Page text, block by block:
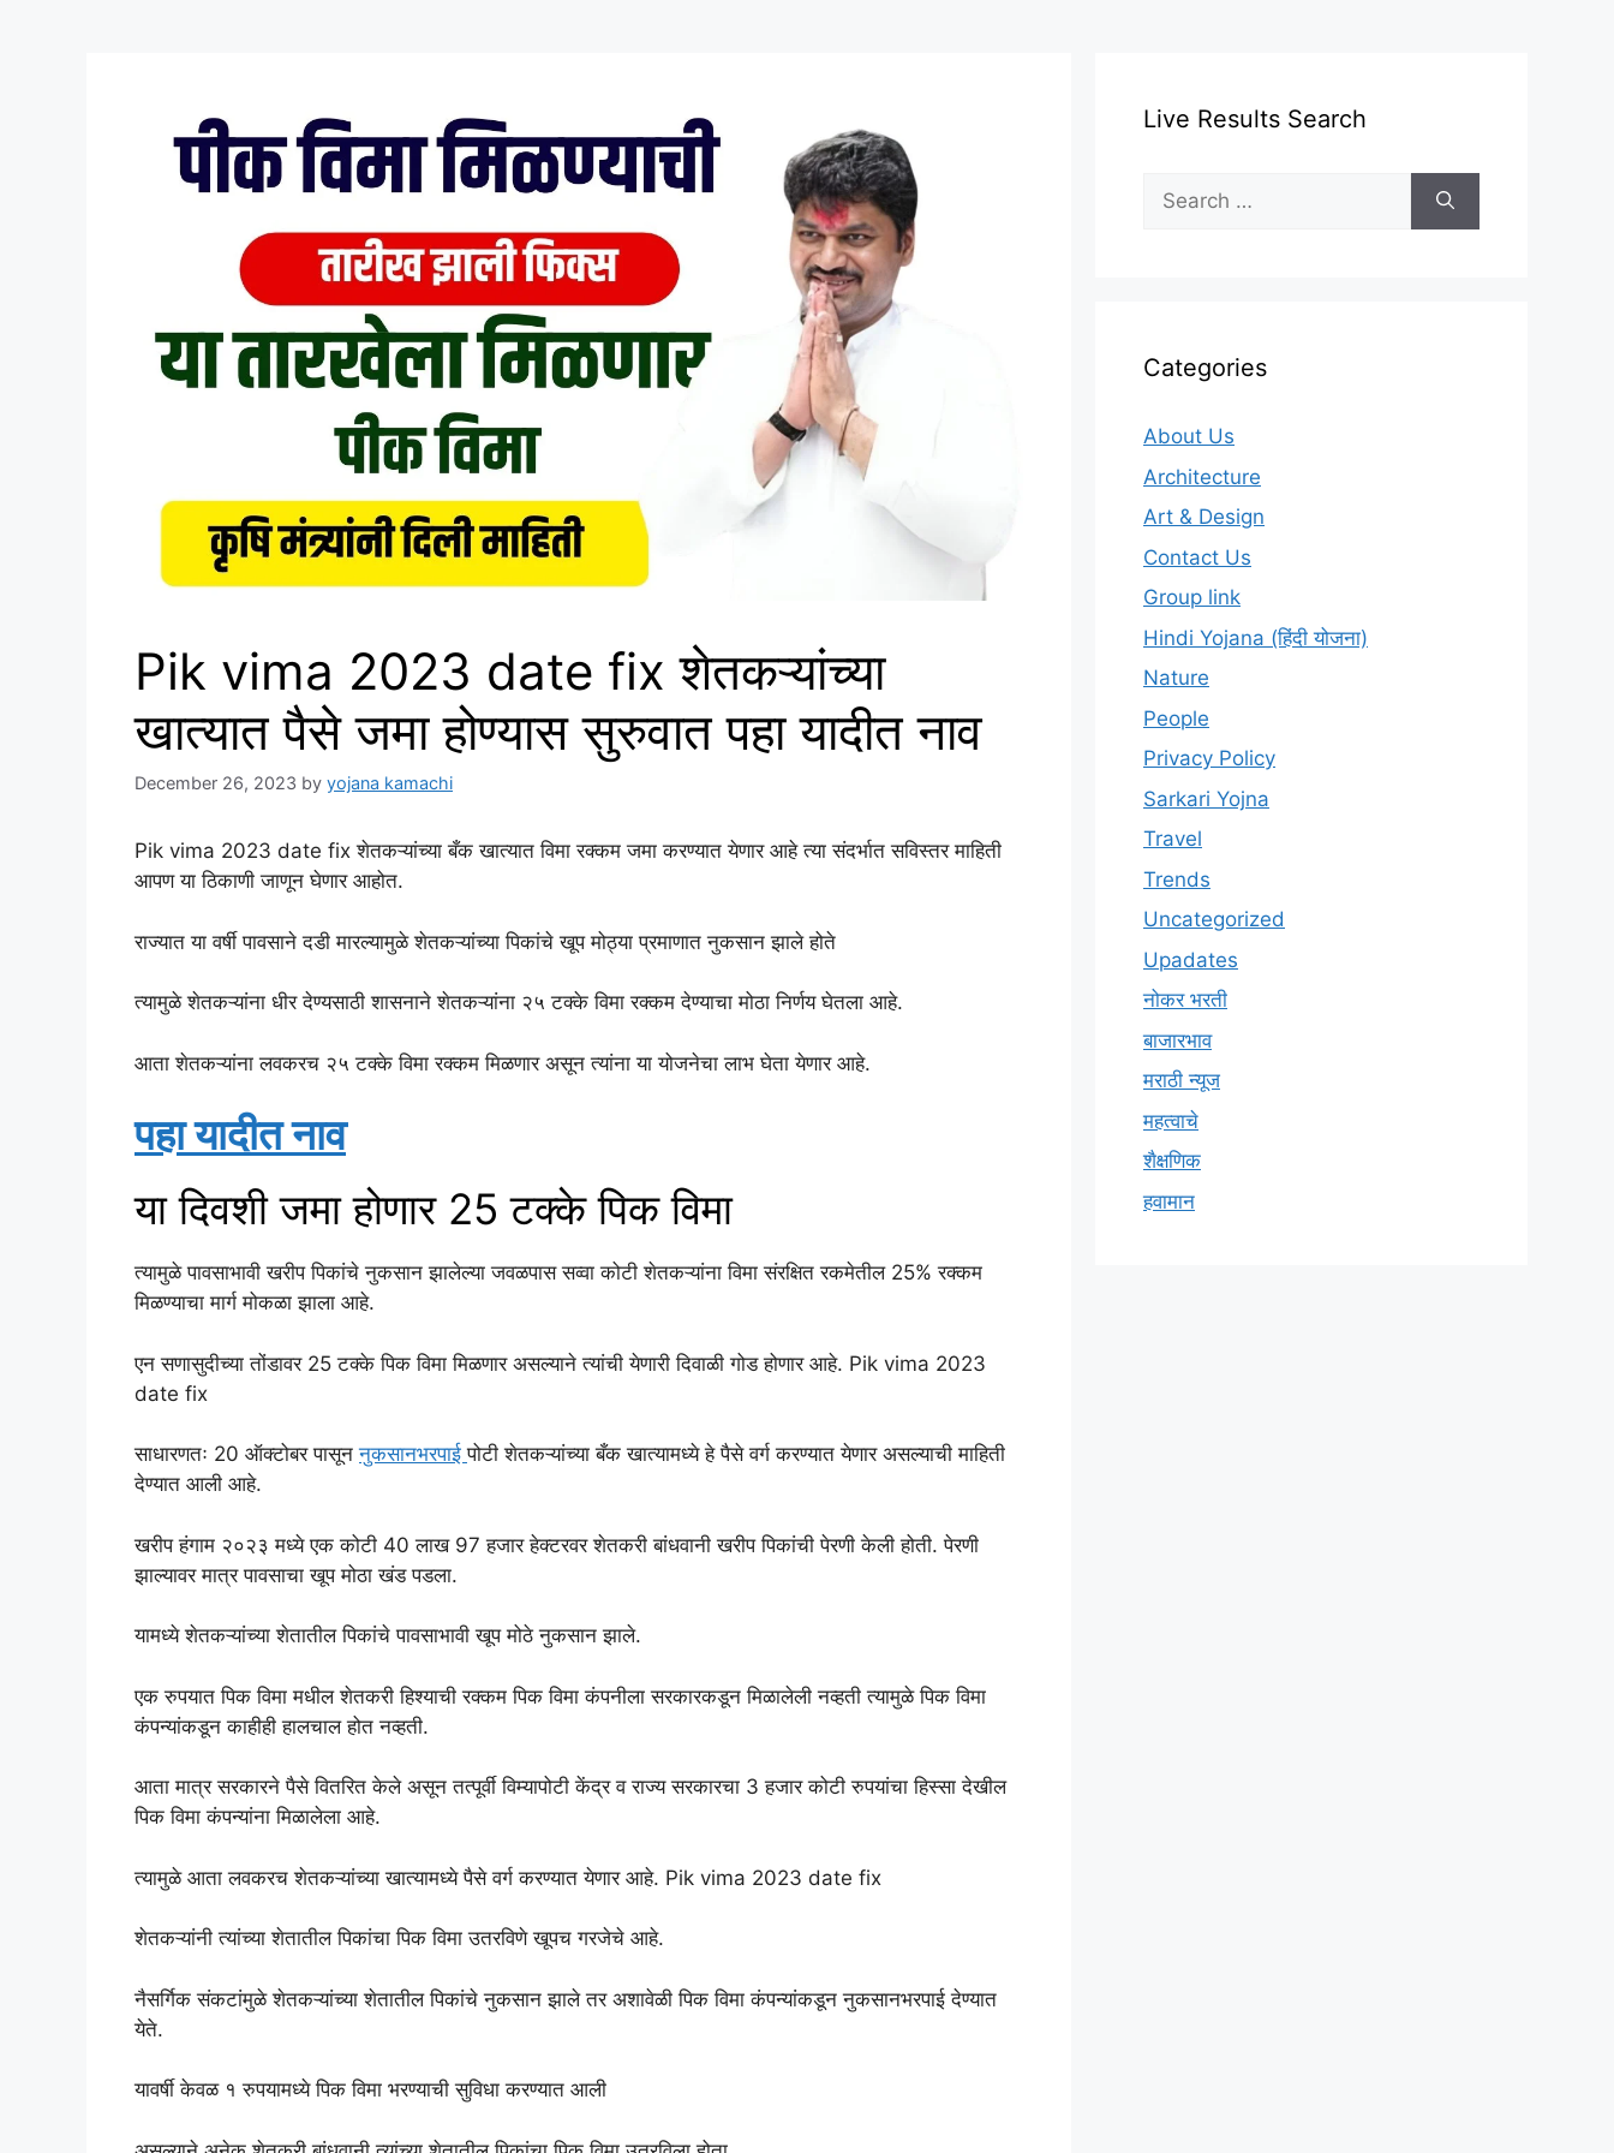
Pik vima 2023 date fix शेतकऱ्यांच्या
खात्यात पैसे जमा होण्यास सुरुवात पहा यादीत नाव
December 26, 2023 by yojana kamachi
Pik vima 2023 date fix शेतकऱ्यांच्या बँक खात्यात विमा रक्कम जमा करण्यात येणार आहे त्या संदर्भात सविस्तर माहिती
आपण या ठिकाणी जाणून घेणार आहोत.
राज्यात या वर्षी पावसाने दडी मारल्यामुळे शेतकऱ्यांच्या पिकांचे खूप मोठ्या प्रमाणात नुकसान झाले होते
त्यामुळे शेतकऱ्यांना धीर देण्यसाठी शासनाने शेतकऱ्यांना २५ टक्के विमा रक्कम देण्याचा मोठा निर्णय घेतला आहे.
आता शेतकऱ्यांना लवकरच २५ टक्के विमा रक्कम मिळणार असून त्यांना या योजनेचा लाभ घेता येणार आहे.
पहा यादीत नाव
या दिवशी जमा होणार 25 टक्के पिक विमा
त्यामुळे पावसाभावी खरीप पिकांचे नुकसान झालेल्या जवळपास सव्वा कोटी शेतकऱ्यांना विमा संरक्षित रकमेतील 25% रक्कम
मिळण्याचा मार्ग मोकळा झाला आहे.
एन सणासुदीच्या तोंडावर 25 टक्के पिक विमा मिळणार असल्याने त्यांची येणारी दिवाळी गोड होणार आहे. Pik vima 2023
date fix
साधारणतः 20 ऑक्टोबर पासूननुकसानभरपाईपोटी शेतकऱ्यांच्या बँक खात्यामध्ये हे पैसे वर्ग करण्यात येणार असल्याची माहिती
देण्यात आली आहे.
खरीप हंगाम २०२३ मध्ये एक कोटी 40 लाख 97 हजार हेक्टरवर शेतकरी बांधवानी खरीप पिकांची पेरणी केली होती. पेरणी
झाल्यावर मात्र पावसाचा खूप मोठा खंड पडला.
यामध्ये शेतकऱ्यांच्या शेतातील पिकांचे पावसाभावी खूप मोठे नुकसान झाले.
एक रुपयात पिक विमा मधील शेतकरी हिश्याची रक्कम पिक विमा कंपनीला सरकारकडून मिळालेली नव्हती त्यामुळे पिक विमा
कंपन्यांकडून काहीही हालचाल होत नव्हती.
आता मात्र सरकारने पैसे वितरित केले असून तत्पूर्वी विम्यापोटी केंद्र व राज्य सरकारचा 3 हजार कोटी रुपयांचा हिस्सा देखील
पिक विमा कंपन्यांना मिळालेला आहे.
त्यामुळे आता लवकरच शेतकऱ्यांच्या खात्यामध्ये पैसे वर्ग करण्यात येणार आहे. Pik vima 2023 date fix
शेतकऱ्यांनी त्यांच्या शेतातील पिकांचा पिक विमा उतरविणे खूपच गरजेचे आहे.
नैसर्गिक संकटांमुळे शेतकऱ्यांच्या शेतातील पिकांचे नुकसान झाले तर अशावेळी पिक विमा कंपन्यांकडून नुकसानभरपाई देण्यात
येते.
यावर्षी केवळ १ रुपयामध्ये पिक विमा भरण्याची सुविधा करण्यात आली
Live Results Search
Search
for:
Categories
About Us
Architecture
Art & Design
Contact Us
Group link
Hindi Yojana (हिंदी योजना)
Nature
People
Privacy Policy
Sarkari Yojna
Travel
Trends
Uncategorized
Upadates
नोकर भरती
बाजारभाव
मराठी न्यूज
महत्वाचे
शैक्षणिक
हवामान